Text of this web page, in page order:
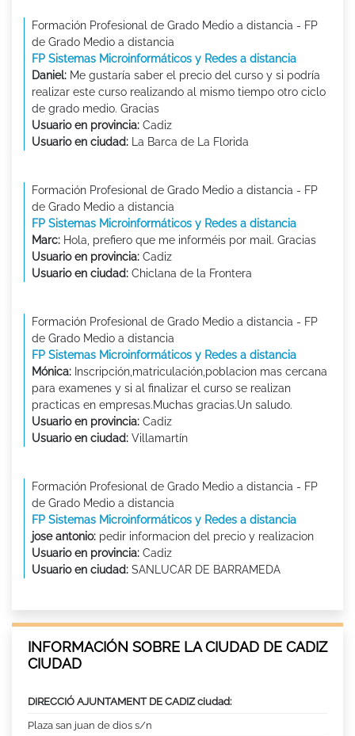
Formación Profesional de Grado Medio a distancia - FP
de Grado Medio a distancia
FP Sistemas Microinformáticos y Redes a distancia
Daniel: Me gustaría saber el precio del curso y si podría
realizar este curso realizando al mismo tiempo otro ciclo
de grado medio. Gracias
Usuario en provincia: Cadiz
Usuario en ciudad: La Barca de La Florida
Formación Profesional de Grado Medio a distancia - FP
de Grado Medio a distancia
FP Sistemas Microinformáticos y Redes a distancia
Marc: Hola, prefiero que me informéis por mail. Gracias
Usuario en provincia: Cadiz
Usuario en ciudad: Chiclana de la Frontera
Formación Profesional de Grado Medio a distancia - FP
de Grado Medio a distancia
FP Sistemas Microinformáticos y Redes a distancia
Mónica: Inscripción,matriculación,poblacion mas cercana
para examenes y si al finalizar el curso se realizan
practicas en empresas.Muchas gracias.Un saludo.
Usuario en provincia: Cadiz
Usuario en ciudad: Villamartín
Formación Profesional de Grado Medio a distancia - FP
de Grado Medio a distancia
FP Sistemas Microinformáticos y Redes a distancia
jose antonio: pedir informacion del precio y realizacion
Usuario en provincia: Cadiz
Usuario en ciudad: SANLUCAR DE BARRAMEDA
INFORMACIÓN SOBRE LA CIUDAD DE CADIZ
CIUDAD
DIRECCIÓ AJUNTAMENT DE CADIZ ciudad:
Plaza san juan de dios s/n